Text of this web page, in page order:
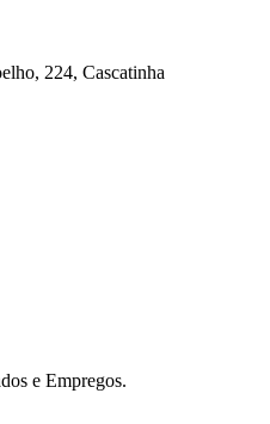
224, Cascatinha
e Empregos.